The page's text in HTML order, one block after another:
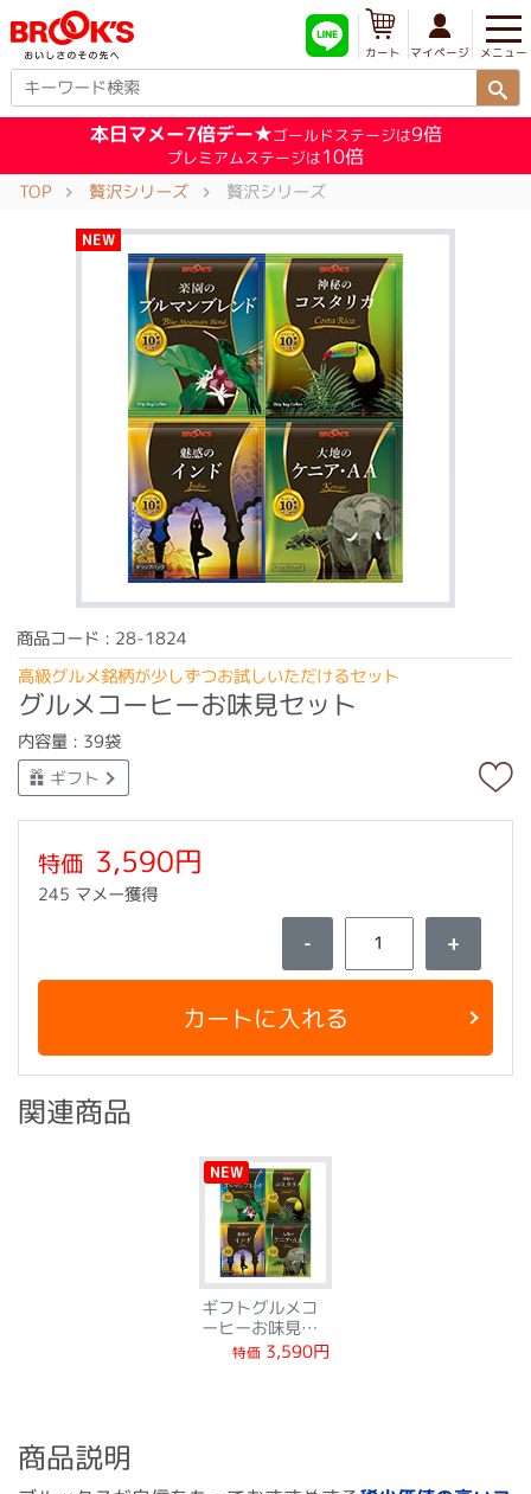
メニュー
マイページ
カート
本日マメー7倍デー★ゴールドステージは9倍
プレミアムステージは10倍
TOP 贅沢シリーズ 贅沢シリーズ
NEW
商品コード : 28-1824
高級グルメ銘柄が少しずつお試しいただけるセット
グルメコーヒーお味見セット
内容量 : 39袋
ギフト
特価 3,590円
245 マメー獲得
- +
カートに入れる
関連商品
NEW
ギフトグルメコ
ーヒーお味見セ
ット特価 3,590円
商品説明